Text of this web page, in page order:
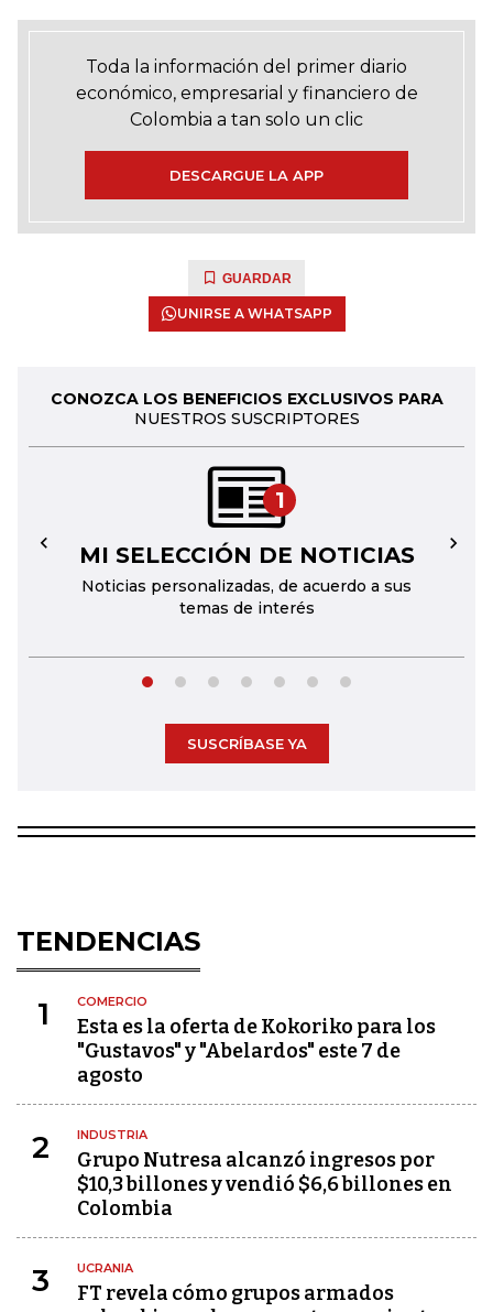
Toda la información del primer diario
económico, empresarial y financiero de
Colombia a tan solo un clic
DESCARGUE LA APP
GUARDAR
UNIRSE A WHATSAPP
CONOZCA LOS BENEFICIOS EXCLUSIVOS PARA
NUESTROS SUSCRIPTORES
1
MI SELECCIÓN DE NOTICIAS
Noticias personalizadas, de acuerdo a sus
temas de interés
← →
SUSCRÍBASE YA
TENDENCIAS
1 COMERCIO
Esta es la oferta de Kokoriko para los
"Gustavos" y "Abelardos" este 7 de
agosto
2 INDUSTRIA
Grupo Nutresa alcanzó ingresos por
$10,3 billones y vendió $6,6 billones en
Colombia
3 UCRANIA
FT revela cómo grupos armados